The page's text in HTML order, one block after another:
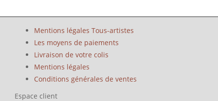
Mentions légales Tous-artistes
Les moyens de paiements
Livraison de votre colis
Mentions légales
Conditions générales de ventes
Espace client